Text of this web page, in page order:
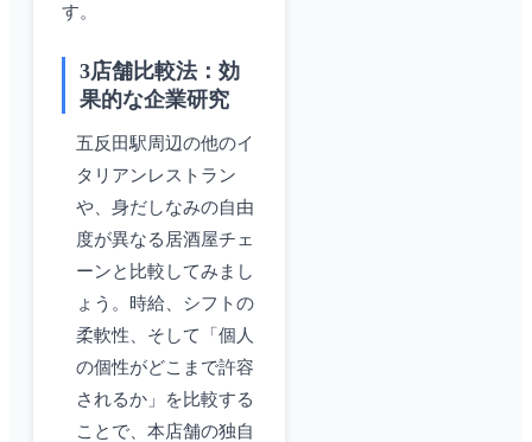
す。
3店舗比較法：効
果的な企業研究
五反田駅周辺の他のイ
タリアンレストラン
や、身だしなみの自由
度が異なる居酒屋チェ
ーンと比較してみまし
ょう。時給、シフトの
柔軟性、そして「個人
の個性がどこまで許容
されるか」を比較する
ことで、本店舗の独自